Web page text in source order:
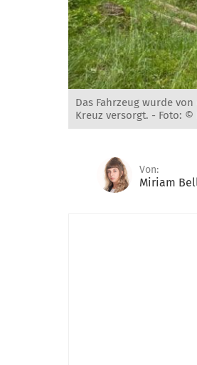
Das Fahrzeug wurde
Kreuz versorgt. - Foto: ©
Von:
Miriam